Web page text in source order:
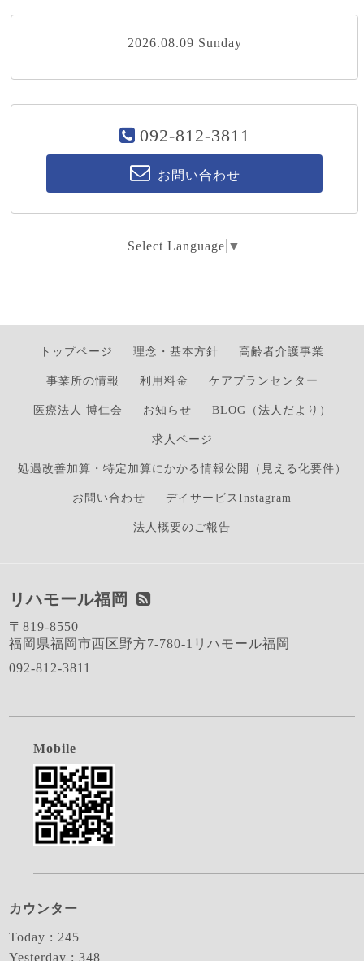
2026.08.09 Sunday
092-812-3811
お問い合わせ
Select Language ▼
トップページ 理念・基本方針 高齢者介護事業
事業所の情報 利用料金 ケアプランセンター
医療法人 博仁会 お知らせ BLOG（法人だより）
求人ページ
処遇改善加算・特定加算にかかる情報公開（見える化要件）
お問い合わせ デイサービスInstagram
法人概要のご報告
リハモール福岡
〒819-8550
福岡県福岡市西区野方7-780-1リハモール福岡
092-812-3811
Mobile
カウンター
Today : 245
Yesterday :348